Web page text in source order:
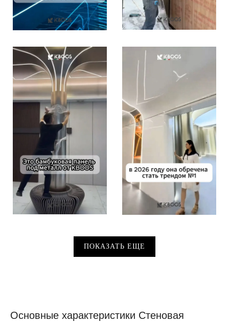
ПОКАЗАТЬ ЕЩЕ
Основные характеристики Стеновая